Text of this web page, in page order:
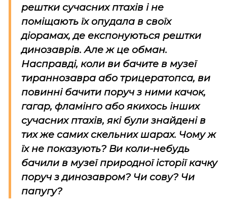
рештки сучасних птахів і не
поміщають їх опудала в своїх
діорамах, де експонуються рештки
динозаврів. Але ж це обман.
Насправді, коли ви бачите в музеї
тираннозавра або трицератопса, ви
повинні бачити поруч з ними качок,
гагар, фламінго або якихось інших
сучасних птахів, які були знайдені в
тих же самих скельних шарах. Чому ж
їх не показують? Ви коли-небудь
бачили в музеї природної історії качку
поруч з динозавром? Чи сову? Чи
папугу?